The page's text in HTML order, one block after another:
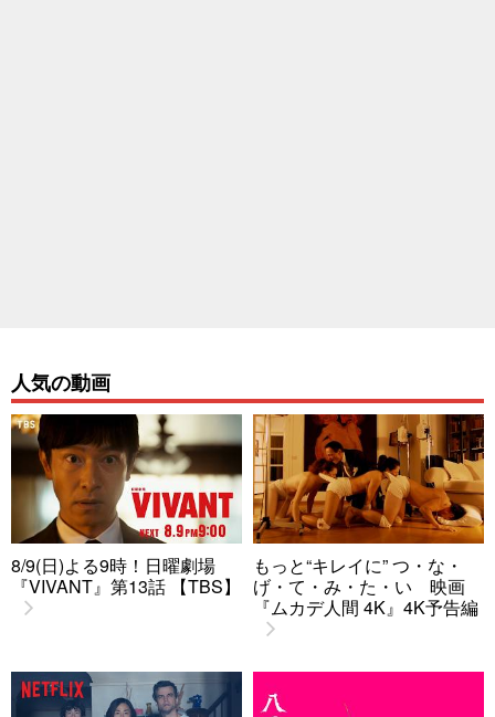
人気の動画
8/9(日)よる9時！日曜劇場
『VIVANT』第13話 【TBS】
もっと“キレイに” つ・な・
げ・て・み・た・い 映画
『ムカデ人間 4K』4K予告編